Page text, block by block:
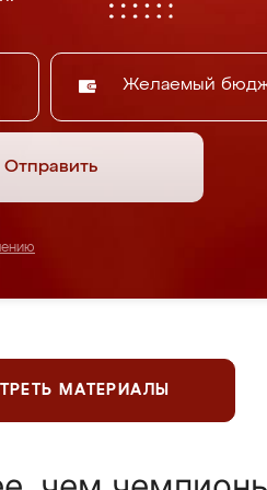
Желаемый
Отправить
МАТЕРИАЛЫ